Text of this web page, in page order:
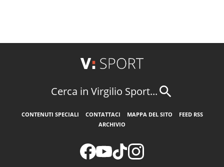
Cerca in Virgilio Sport...
CONTENUTI SPECIALI CONTATTACI MAPPA DEL SITO
FEED RSS
ARCHIVIO